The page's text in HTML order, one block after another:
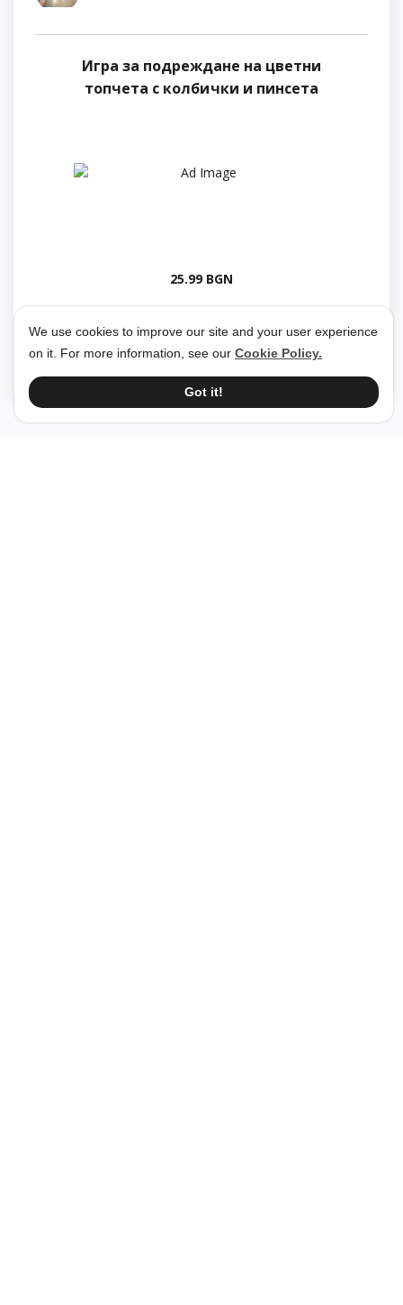
We use cookies to improve our site and your user experience
on it. For more information, see our Cookie Policy.
Got it!
Игра за подреждане на цветни
топчета с колбички и пинсета
25.99 BGN
23 May 2024